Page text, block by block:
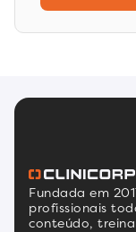
Fundada em
profissionais
conteúdo,